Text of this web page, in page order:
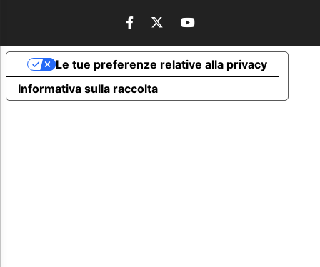
Informativa sulla raccolta
Le tue preferenze relative alla privacy